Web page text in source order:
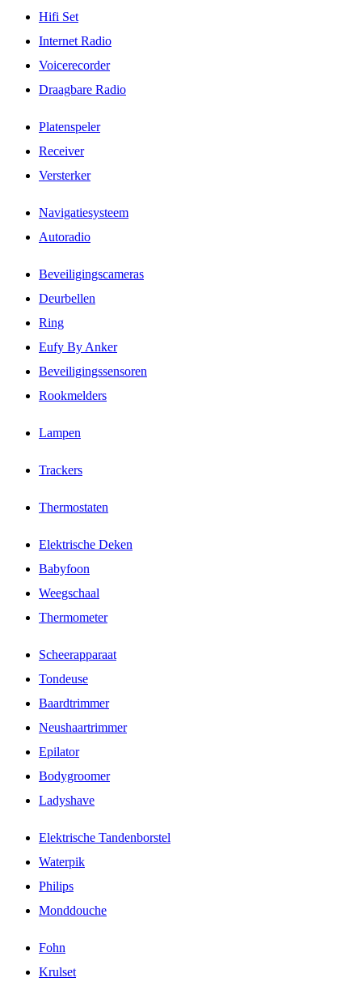
Hifi Set
Internet Radio
Voicerecorder
Draagbare Radio
Platenspeler
Receiver
Versterker
Navigatiesysteem
Autoradio
Beveiligingscameras
Deurbellen
Ring
Eufy By Anker
Beveiligingssensoren
Rookmelders
Lampen
Trackers
Thermostaten
Elektrische Deken
Babyfoon
Weegschaal
Thermometer
Scheerapparaat
Tondeuse
Baardtrimmer
Neushaartrimmer
Epilator
Bodygroomer
Ladyshave
Elektrische Tandenborstel
Waterpik
Philips
Monddouche
Fohn
Krulset